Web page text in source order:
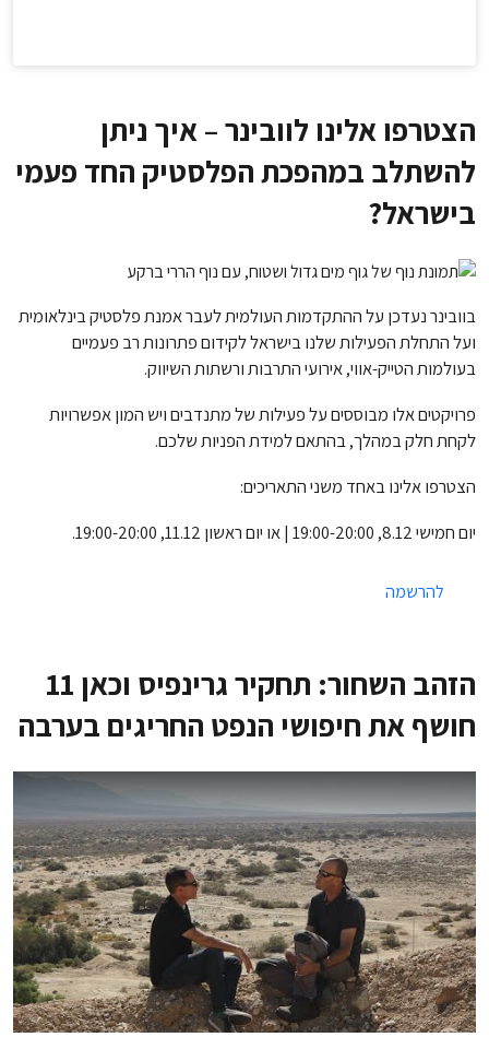
הצטרפו אלינו לוובינר – איך ניתן
להשתלב במהפכת הפלסטיק החד פעמי
בישראל?
בוובינר נעדכן על ההתקדמות העולמית לעבר אמנת פלסטיק בינלאומית
ועל התחלת הפעילות שלנו בישראל לקידום פתרונות רב פעמיים
בעולמות הטייק-אווי, אירועי התרבות ורשתות השיווק.
פרויקטים אלו מבוססים על פעילות של מתנדבים ויש המון אפשרויות
לקחת חלק במהלך, בהתאם למידת הפניות שלכם.
הצטרפו אלינו באחד משני התאריכים:
יום חמישי 8.12, 19:00-20:00 | או יום ראשון 11.12, 19:00-20:00.
להרשמה
הזהב השחור: תחקיר גרינפיס וכאן 11
חושף את חיפושי הנפט החריגים בערבה